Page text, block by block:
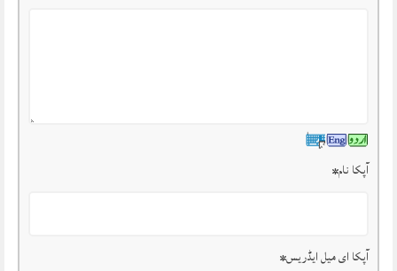
آپکا نام*
آپکا ای میل ایڈریس*